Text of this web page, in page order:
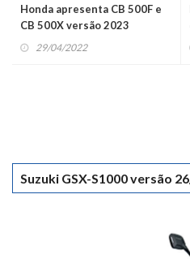
Honda apresenta CB 500F e
CB 500X versão 2023
29/04/2022
Suzuki GSX-S1000 versão